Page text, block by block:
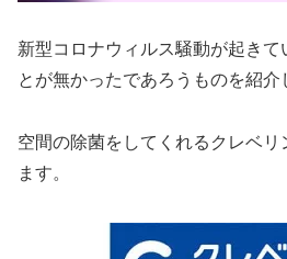
新型コロナウィルス騒動が起きて
とが無かったであろうものを紹介
空間の除菌をしてくれるクレベリ
ます。